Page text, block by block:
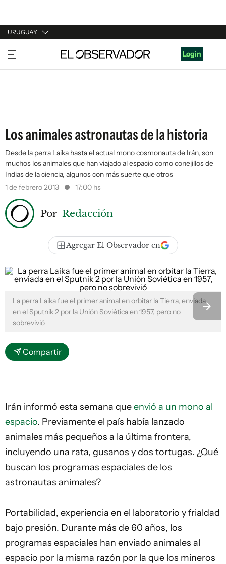
URUGUAY
URUGUAY
ARGENTINA
Login
Los animales astronautas de la historia
Desde la perra Laika hasta el actual mono cosmonauta de Irán, son
muchos los animales que han viajado al espacio como conejillos de
Indias de la ciencia, algunos con más suerte que otros
1 de febrero 2013
17:00 hs
Por Redacción
Agregar El Observador en
La perra Laika fue el primer animal en orbitar la Tierra, enviada
en el Sputnik 2 por la Unión Soviética en 1957, pero no
sobrevivió
Compartir
Irán informó esta semana queenvió a un mono al
espacio. Previamente el país había lanzado
animales más pequeños a la última frontera,
incluyendo una rata, gusanos y dos tortugas. ¿Qué
buscan los programas espaciales de los
astronautas animales?
Portabilidad, experiencia en el laboratorio y frialdad
bajo presión. Durante más de 60 años, los
programas espaciales han enviado animales al
espacio por la misma razón por la que los mineros